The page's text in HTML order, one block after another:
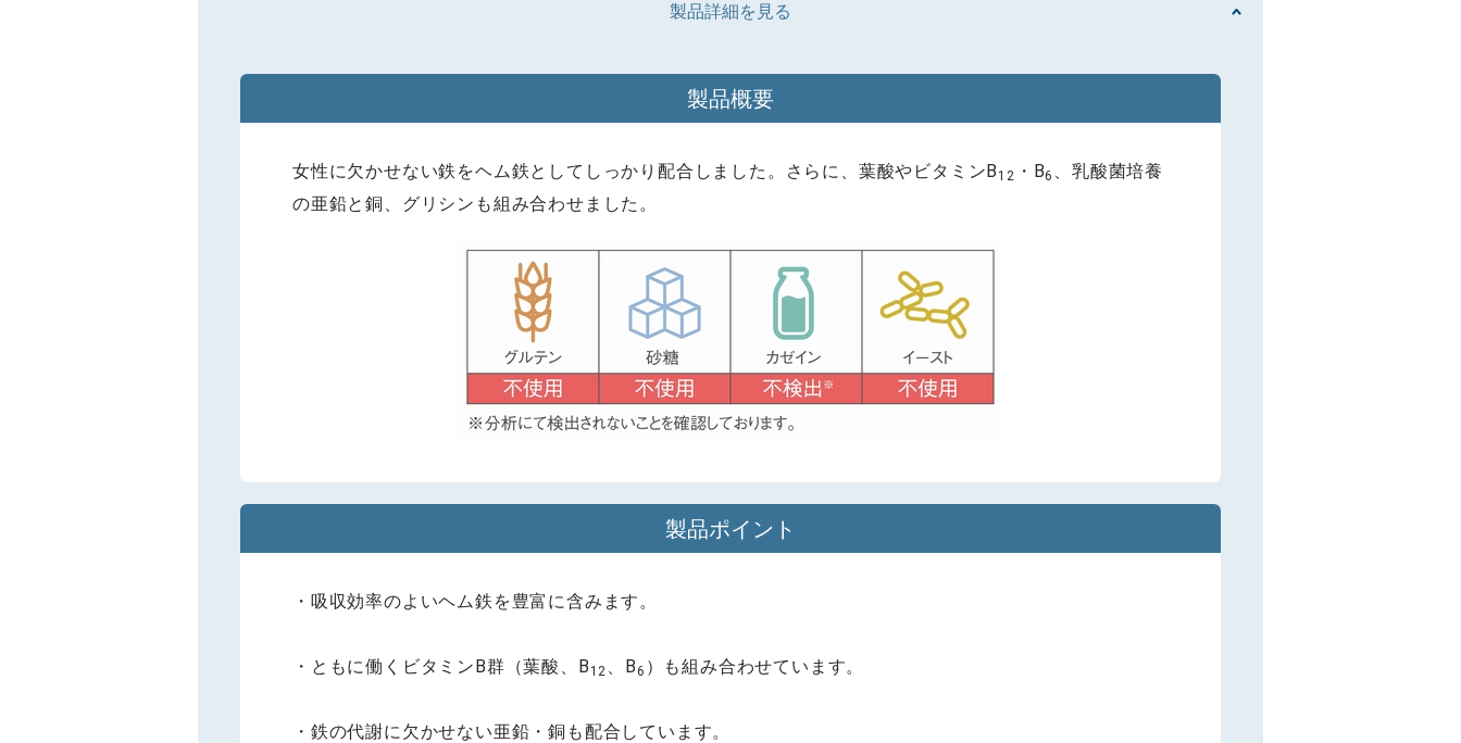
製品詳細を見る
製品概要
女性に欠かせない鉄をヘム鉄としてしっかり配合しました。さらに、葉酸やビタミンB 12 ・B6 、乳酸菌培養
の亜鉛と銅、グリシンも組み合わせました。
製品ポイント
・吸収効率のよいヘム鉄を豊富に含みます。
・ともに働くビタミンB群（葉酸、B 12 、B6 ）も組み合わせています。
・鉄の代謝に欠かせない亜鉛・銅も配合しています。